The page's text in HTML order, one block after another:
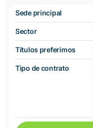
Sede principal
Sector
Títulos preferimos
Tipo de contrato